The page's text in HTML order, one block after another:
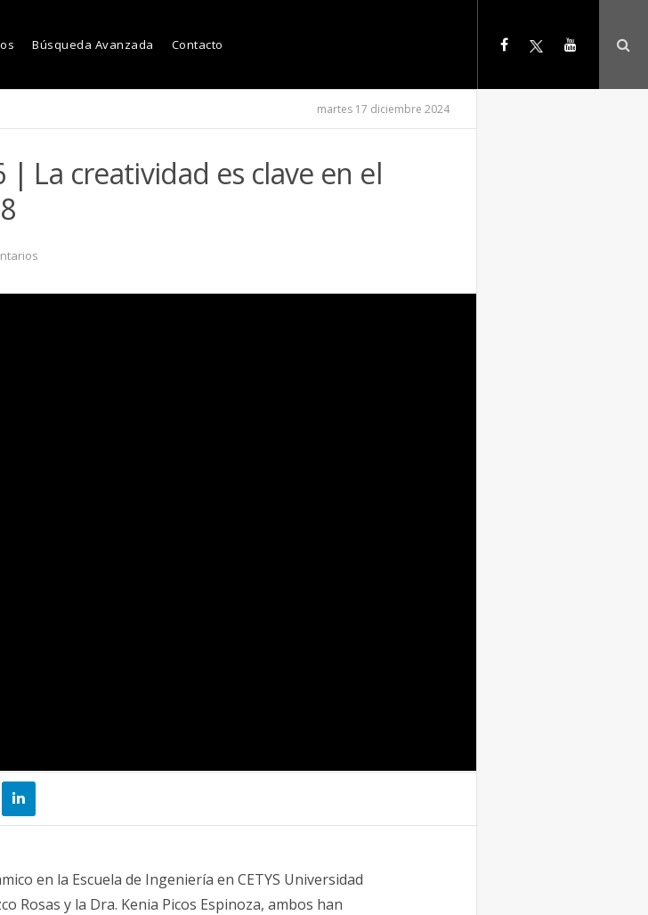
Búsqueda Avanzada Contacto
martes 17 diciembre 2024
| La creatividad es clave en el
en la Escuela de Ingeniería en CETYS Universidad
Rosas y la Dra. Kenia Picos Espinoza, ambos han